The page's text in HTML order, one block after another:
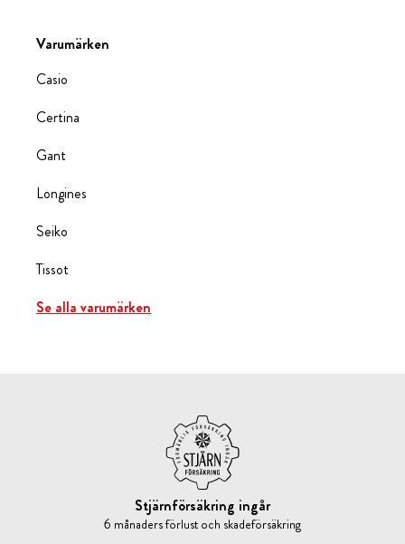
Varumärken
Casio
Certina
Gant
Longines
Seiko
Tissot
Se alla varumärken
Stjärnförsäkring ingår
6 månaders förlust och skadeförsäkring